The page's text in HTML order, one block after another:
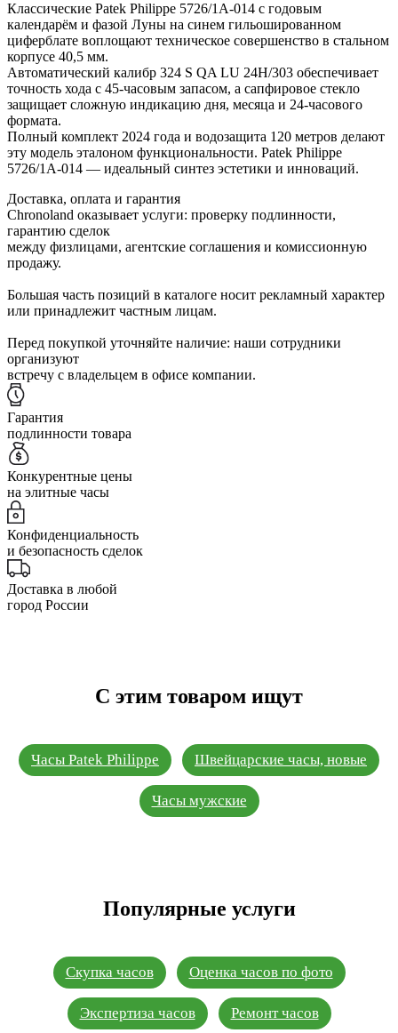
Классические Patek Philippe 5726/1A-014 с годовым
календарём и фазой Луны на синем гильошированном
циферблате воплощают техническое совершенство в стальном
корпусе 40,5 мм.
Автоматический калибр 324 S QA LU 24H/303 обеспечивает
точность хода с 45-часовым запасом, а сапфировое стекло
защищает сложную индикацию дня, месяца и 24-часового
формата.
Полный комплект 2024 года и водозащита 120 метров делают
эту модель эталоном функциональности. Patek Philippe
5726/1A-014 — идеальный синтез эстетики и инноваций.
Доставка, оплата и гарантия
Chronoland оказывает услуги: проверку подлинности,
гарантию сделок
между физлицами, агентские соглашения и комиссионную
продажу.
Большая часть позиций в каталоге носит рекламный характер
или принадлежит частным лицам.
Перед покупкой уточняйте наличие: наши сотрудники
организуют
встречу с владельцем в офисе компании.
Гарантия
подлинности товара
Конкурентные цены
на элитные часы
Конфиденциальность
и безопасность сделок
Доставка в любой
город России
С этим товаром ищут
Часы Patek Philippe Швейцарские часы, новые
Часы мужские
Популярные услуги
Скупка часов Оценка часов по фото
Экспертиза часов Ремонт часов